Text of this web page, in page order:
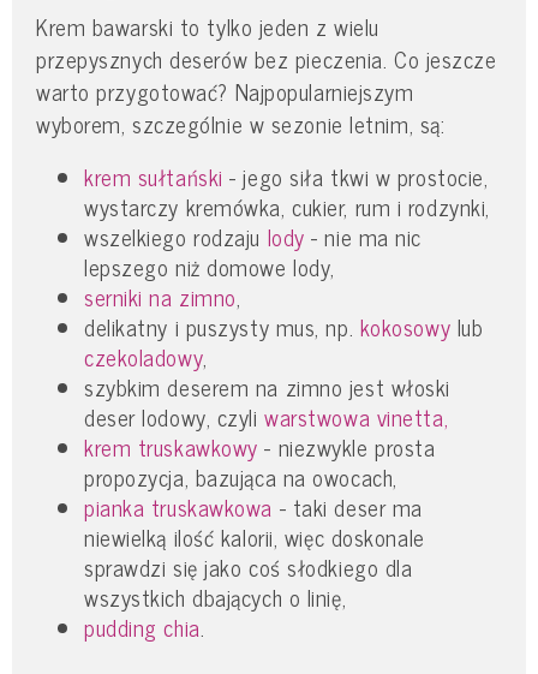
Krem bawarski to tylko jeden z wielu
przepysznych deserów bez pieczenia. Co jeszcze
warto przygotować? Najpopularniejszym
wyborem, szczególnie w sezonie letnim, są:
krem sułtański - jego siła tkwi w prostocie,
wystarczy kremówka, cukier, rum i rodzynki,
wszelkiego rodzaju lody - nie ma nic
lepszego niż domowe lody,
serniki na zimno,
delikatny i puszysty mus, np. kokosowy lub
czekoladowy,
szybkim deserem na zimno jest włoski
deser lodowy, czyliwarstwowa vinetta,
krem truskawkowy - niezwykle prosta
propozycja, bazująca na owocach,
pianka truskawkowa - taki deser ma
niewielką ilość kalorii, więc doskonale
sprawdzi się jako coś słodkiego dla
wszystkich dbających o linię,
pudding chia.